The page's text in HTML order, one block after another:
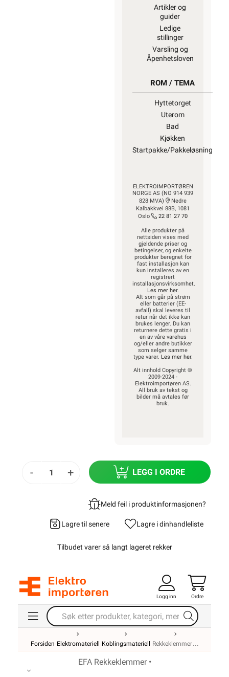
Artikler og
guider
Ledige
stillinger
Varsling og
Åpenhetsloven
ROM / TEMA
Hyttetorget
Uterom
Bad
Kjøkken
Startpakke/Pakkeløsning
ELEKTROIMPORTØREN
NORGE AS (NO 914 939
828 MVA)
Nedre
Kalbakkvei 88B, 1081
Oslo
22 81 27 70
Alle produkter på
nettsiden vises med
gjeldende priser og
betingelser, og enkelte
produkter beregnet for
fast installasjon kan
kun installeres av en
registrert
installasjonsvirksomhet.
Les mer her.
Alt som går på strøm
eller batterier (EE-
avfall) skal leveres til
retur når det ikke kan
brukes lenger. Du kan
returnere dette gratis i
en av våre varehus
og/eller andre butikker
som selger samme
type varer. Les mer her.
Alt innhold Copyright ©
2009-2024 -
Elektroimportøren AS.
All bruk av tekst og
bilder må avtales før
bruk.
- + LEGG I ORDRE
Meld feil i produktinformasjonen?
Lagre til senere Lagre i dinhandleliste
Tilbudet varer så langt lageret rekker
Logg inn Ordre
Forsiden Elektromateriell Koblingsmateriell Rekkeklemmer
EFA Rekkeklemmer •